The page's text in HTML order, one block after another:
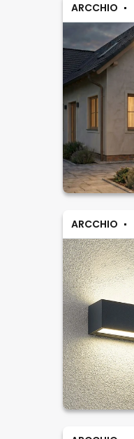
ARCCHIO
ARCCHIO